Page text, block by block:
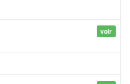
voir